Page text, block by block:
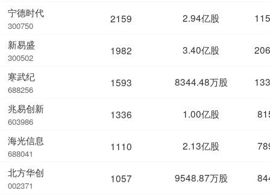
宁德时代
300750
新易盛
300502
寒武纪
688256
兆易创新
603986
海光信息
688041
北方华创
002371
2159 2.94亿股
1982 3.40亿股
1593 8344.48万股
1336 1.00亿股
1110 2.13亿股
1057 9548.87万股